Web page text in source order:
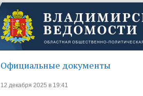
Официальные документы
12 декабря 2025 в 19:41